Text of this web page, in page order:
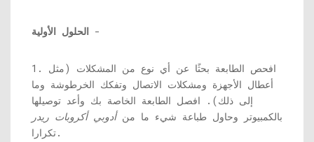
الحلول الأولية -
1. افحص الطابعة بحثًا عن أي نوع من المشكلات (مثل
أعطال الأجهزة ومشكلات الاتصال وتفكك الخرطوشة وما
إلى ذلك). افصل الطابعة الخاصة بك وأعد توصيلها
بالكمبيوتر وحاول طباعة شيء ما منأدوبي أكروبات ريدر
تكرارا.